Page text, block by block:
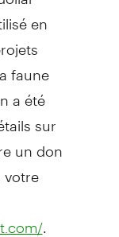
en
faune
a été
sur
un don
.